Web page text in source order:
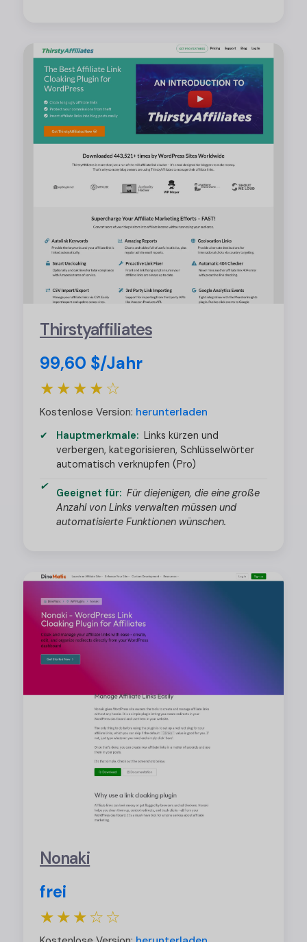
Thirstyaffiliates
99,60 $/Jahr
★★★★☆
Kostenlose Version: herunterladen
Hauptmerkmale: Links kürzen und
verbergen, kategorisieren, Schlüsselwörter
automatisch verknüpfen (Pro)
Geeignet für: Für diejenigen, die eine große
Anzahl von Links verwalten müssen und
automatisierte Funktionen wünschen.
Nonaki
frei
★★★☆☆